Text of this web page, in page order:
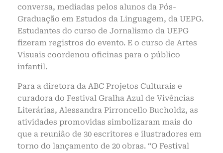
conversa, mediadas pelos alunos da Pós-
Graduação em Estudos da Linguagem, da UEPG.
Estudantes do curso de Jornalismo da UEPG
fizeram registros do evento. E o curso de Artes
Visuais coordenou oficinas para o público
infantil.
Para a diretora da ABC Projetos Culturais e
curadora do Festival Gralha Azul de Vivências
Literárias, Alessandra Pirroncello Bucholdz, as
atividades promovidas simbolizaram mais do
que a reunião de 30 escritores e ilustradores em
torno do lançamento de 20 obras. “O Festival